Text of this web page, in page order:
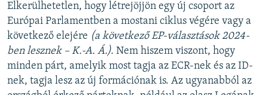
Elkerülhetetlen, hogy létrejöjjön egy új csoport az
Európai Parlamentben a mostani ciklus végére vagy a
következő elejére (a következő EP-választások 2024-
ben lesznek – K.-A. Á.). Nem hiszem viszont, hogy
minden párt, amelyik most tagja az ECR-nek és az ID-
nek, tagja lesz az új formációnak is. Az ugyanabból az